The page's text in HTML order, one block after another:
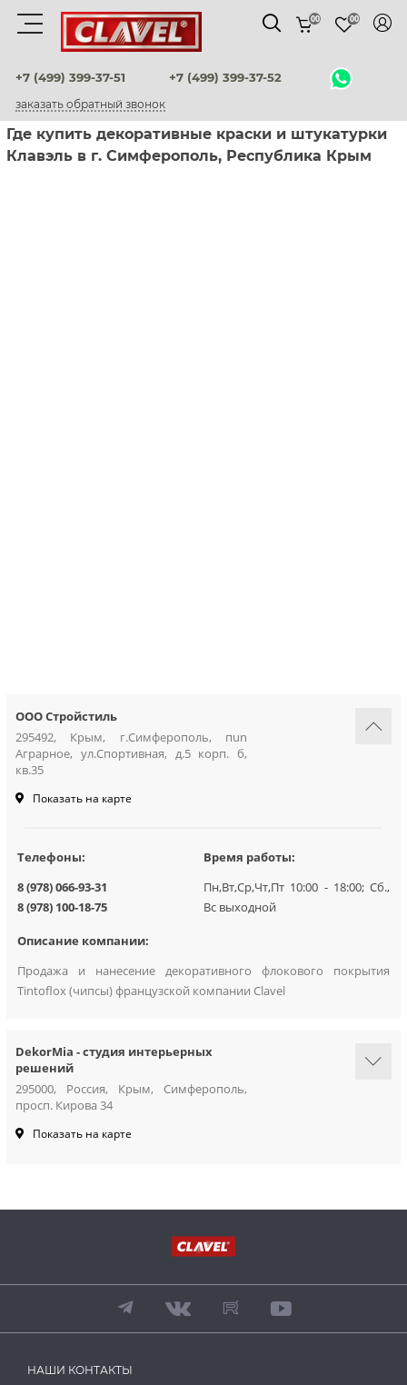
+7 (499) 399-37-51 +7 (499) 399-37-52
заказать обратный звонок
00 00
Материалы
штукатурки венецианские
декоративные краски
Где купить декоративные краски и штукатурки
Клавэль в г. Симферополь, Республика Крым
ООО Стройстиль
295492, Крым, г.Симферополь, пun
Аграрное, ул.Спортивная, д.5 корп. б,
кв.35
Показать на карте
Телефоны:
8 (978) 066-93-31
8 (978) 100-18-75
Время работы:
Пн,Вт,Ср,Чт,Пт 10:00 - 18:00; Сб.,
Вс выходной
Описание компании:
Продажа и нанесение декоративного флокового покрытия
Tintoflox (чипсы) французской компании Clavel
DekorMia - cтудия интерьерных
решений
295000, Россия, Крым, Симферополь,
просп. Кирова 34
Показать на карте
НАШИ КОНТАКТЫ